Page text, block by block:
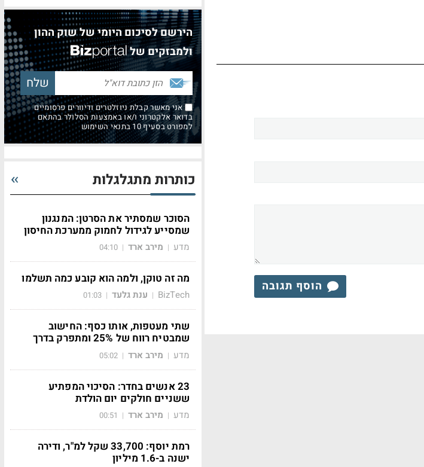
הוסף תגובה
הירשם לסיכום היומי של שוק ההון
ולמבזקים של
אני מאשר קבלת ניוזלטרים ודיוורים פרסומיים
בדואר אלקטרוני ו/או באמצעות הסלולר בהתאם
למפורט בסעיף 10 בתנאי השימוש
כותרות מתגלגלות
הסוכר שמסתיר את הסרטן: המנגנון
שמסייע לגידול לחמוק ממערכת החיסון
מדע | מירב ארד |
04:10
מה זה טוקן, ולמה הוא קובע כמה תשלמו
BizTech
| ענת גלעד |
01:03
שתי מעטפות, אותו כסף: החישוב
שמבטיח רווח של 25% ומתפרק בדרך
מדע | מירב ארד |
05:02
23 אנשים בחדר: הסיכוי המפתיע
ששניים חולקים יום הולדת
מדע | מירב ארד |
00:51
רמת יוסף: 33,700 שקל למ"ר, ודירה
ישנה ב-1.6 מיליון